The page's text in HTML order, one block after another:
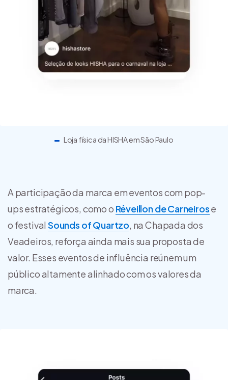
Loja física da HISHA em São Paulo
A participação da marca em eventos com pop-
ups estratégicos, como o Réveillon de Carneirose
o festivalSounds of Quartzo, na Chapada dos
Veadeiros, reforça ainda mais sua proposta de
valor. Esses eventos de influência reúnem um
público altamente alinhado com os valores da
marca.